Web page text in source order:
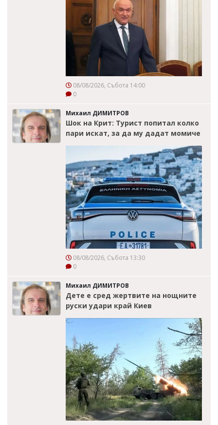
08/08/2026, Събота 14:00
0
Михаил ДИМИТРОВ
Шок на Крит: Турист попитал колко
пари искат, за да му дадат момиче
08/08/2026, Събота 13:30
0
Михаил ДИМИТРОВ
Дете е сред жертвите на нощните
руски удари край Киев